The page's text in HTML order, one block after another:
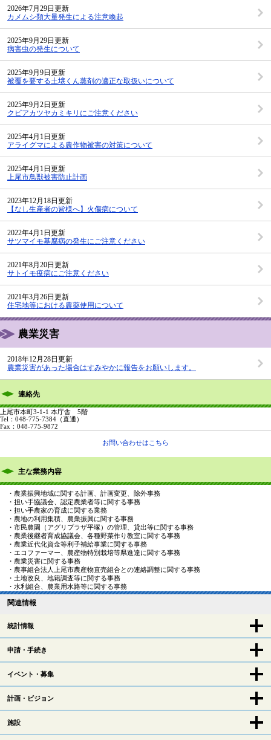
2026年7月29日更新
カメムシ類大量発生による注意喚起
2025年9月29日更新
病害虫の発生について
2025年9月9日更新
被覆を要する土壌くん蒸剤の適正な取扱いについて
2025年9月2日更新
クビアカツヤカミキリにご注意ください
2025年4月1日更新
アライグマによる農作物被害の対策について
2025年4月1日更新
上尾市鳥獣被害防止計画
2023年12月18日更新
【なし生産者の皆様へ】火傷病について
2022年4月1日更新
サツマイモ基腐病の発生にご注意ください
2021年8月20日更新
サトイモ疫病にご注意ください
2021年3月26日更新
住宅地等における農薬使用について
農業災害
2018年12月28日更新
農業災害があった場合はすみやかに報告をお願いします。
連絡先
上尾市本町3-1-1 本庁舎 5階
Tel：048-775-7384 （直通）
Fax：048-775-9872
お問い合わせはこちら
主な業務内容
・農業振興地域に関する計画、計画変更、除外事務
・担い手協議会、認定農業者等に関する事務
・担い手農家の育成に関する業務
・農地の利用集積、農業振興に関する事務
・市民農園（アグリプラザ平塚）の管理、貸出等に関する事務
・農業後継者育成協議会、各種野菜作り教室に関する事務
・農業近代化資金等利子補給事業に関する事務
・エコファーマー、農産物特別栽培等県進達に関する事務
・農業災害に関する事務
・農事組合法人上尾市農産物直売組合との連絡調整に関する事務
・土地改良、地籍調査等に関する事務
・水利組合、農業用水路等に関する事務
関連情報
統計情報
申請・手続き
イベント・募集
計画・ビジョン
施設